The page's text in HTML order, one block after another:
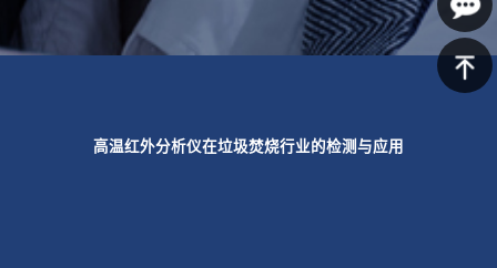
高温红外分析仪在垃圾焚烧行业的检测与应用
639-
1125
在线咨